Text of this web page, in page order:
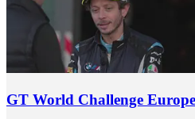
GT World Challenge Europe